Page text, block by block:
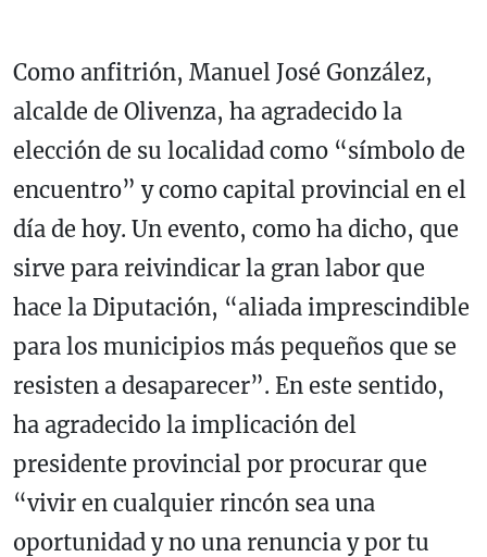
Como anfitrión, Manuel José González,
alcalde de Olivenza, ha agradecido la
elección de su localidad como “símbolo de
encuentro” y como capital provincial en el
día de hoy. Un evento, como ha dicho, que
sirve para reivindicar la gran labor que
hace la Diputación, “aliada imprescindible
para los municipios más pequeños que se
resisten a desaparecer”. En este sentido,
ha agradecido la implicación del
presidente provincial por procurar que
“vivir en cualquier rincón sea una
oportunidad y no una renuncia y por tu